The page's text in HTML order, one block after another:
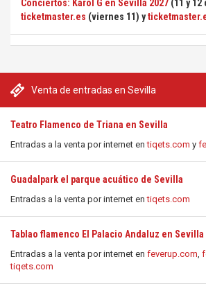
Venta de entradas en Sevilla
Teatro Flamenco de Triana en Sevilla
Entradas a la venta por internet entiqets.com y
Guadalpark el parque acuático de Sevilla
Entradas a la venta por internet entiqets.com
Tablao flamenco El Palacio Andaluz en Sevilla
Entradas a la venta por internet en feverup.com,
tiqets.com
Conciertos: Karol G en Sevilla 2027 (11 y
ticketmaster.es (viernes 11) y